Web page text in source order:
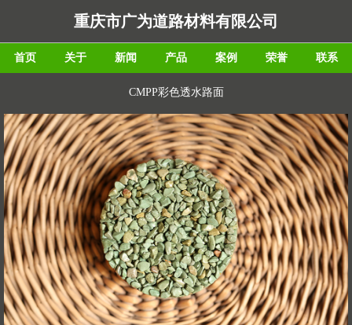
重庆市广为道路材料有限公司
首页 关于 新闻 产品 案例 荣誉 联系
CMPP彩色透水路面